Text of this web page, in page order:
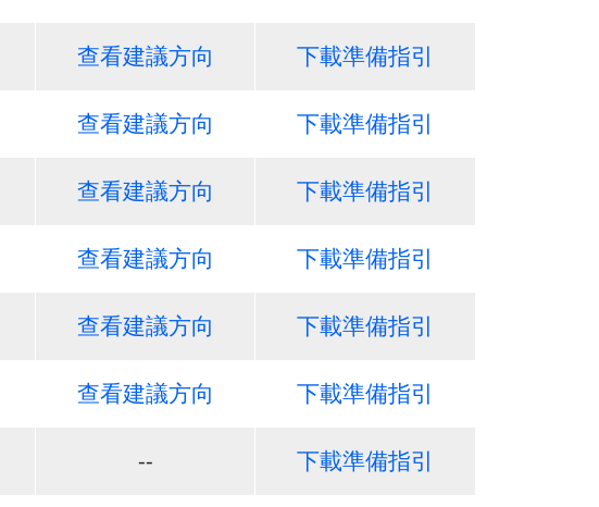
查看建議方向 下載準備指引
查看建議方向 下載準備指引
查看建議方向 下載準備指引
查看建議方向 下載準備指引
查看建議方向 下載準備指引
查看建議方向 下載準備指引
-- 下載準備指引